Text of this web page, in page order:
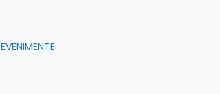
EVENIMENTE